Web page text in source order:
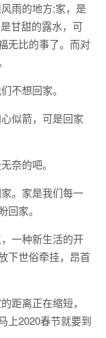
雨的地方;家，是
甘甜的露水，可
无比的事了。而对
不想回家。
似箭，可是回家
奈的吧。
。家是我们每一
家。
一种新生活的开
下世俗牵挂，昂首
距离正在缩短，
上2020春节就要到